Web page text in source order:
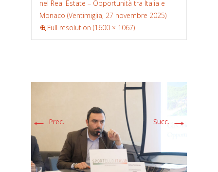
nel Real Estate – Opportunità tra Italia e
Monaco (Ventimiglia, 27 novembre 2025)
Full resolution (1600 × 1067)
← Prec. Succ. →